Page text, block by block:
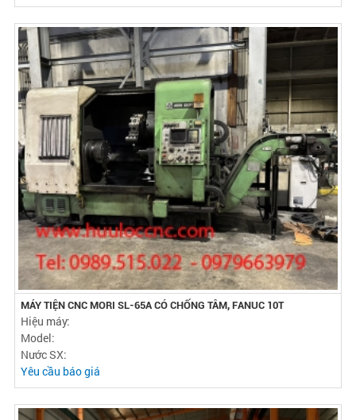
MÁY TIỆN CNC MORI SL-65A CÓ CHỐNG TÂM, FANUC 10T
Hiệu máy:
Model:
Nước SX:
Yêu cầu báo giá